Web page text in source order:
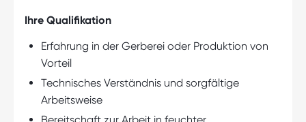
Ihre Qualifikation
Erfahrung in der Gerberei oder Produktion von
Vorteil
Technisches Verständnis und sorgfältige
Arbeitsweise